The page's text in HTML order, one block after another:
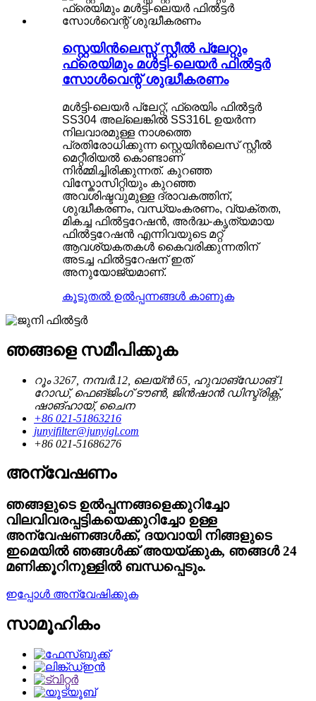
സ്റ്റെയിൻലെസ്സ് സ്റ്റീൽ പ്ലേറ്റും
ഫ്രെയിമും മൾട്ടി-ലെയർ ഫിൽട്ടർ
സോൾവെന്റ് ശുദ്ധീകരണം
മൾട്ടി-ലെയർ പ്ലേറ്റ്, ഫ്രെയിം ഫിൽട്ടർ
SS304 അല്ലെങ്കിൽ SS316L ഉയർന്ന
നിലവാരമുള്ള നാശത്തെ
പ്രതിരോധിക്കുന്ന സ്റ്റെയിൻലെസ് സ്റ്റീൽ
മെറ്റീരിയൽ കൊണ്ടാണ്
നിർമ്മിച്ചിരിക്കുന്നത്. കുറഞ്ഞ
വിസ്കോസിറ്റിയും കുറഞ്ഞ
അവശിഷ്ടവുമുള്ള ദ്രാവകത്തിന്,
ശുദ്ധീകരണം, വന്ധ്യംകരണം, വ്യക്തത,
മികച്ച ഫിൽട്ടറേഷൻ, അർദ്ധ-കൃത്യമായ
ഫിൽട്ടറേഷൻ എന്നിവയുടെ മറ്റ്
ആവശ്യകതകൾ കൈവരിക്കുന്നതിന്
അടച്ച ഫിൽട്ടറേഷന് ഇത്
അനുയോജ്യമാണ്.
കൂടുതൽ ഉൽപ്പന്നങ്ങൾ കാണുക
ഞങ്ങളെ സമീപിക്കുക
റൂം 3267, നമ്പർ.12, ലെയ്ൻ 65, ഹുവാങ്‌ഡോങ് 1
റോഡ്, ഫെങ്‌ജിംഗ് ടൗൺ, ജിൻഷാൻ ഡിസ്ട്രിക്റ്റ്,
ഷാങ്ഹായ്, ചൈന
+86 021-51863216
junyifilter@junyigl.com
+86 021-51686276
അന്വേഷണം
ഞങ്ങളുടെ ഉൽപ്പന്നങ്ങളെക്കുറിച്ചോ
വിലവിവരപ്പട്ടികയെക്കുറിച്ചോ ഉള്ള
അന്വേഷണങ്ങൾക്ക്, ദയവായി നിങ്ങളുടെ
ഇമെയിൽ ഞങ്ങൾക്ക് അയയ്ക്കുക, ഞങ്ങൾ 24
മണിക്കൂറിനുള്ളിൽ ബന്ധപ്പെടും.
ഇപ്പോൾ അന്വേഷിക്കുക
സാമൂഹികം